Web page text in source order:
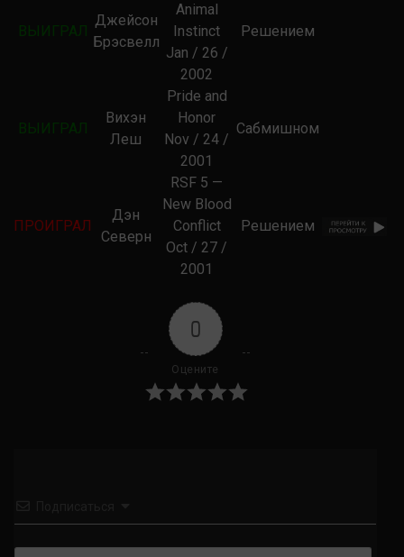
ВЫИГРАЛ
Джейсон
Брэсвелл
Animal
Instinct
Jan / 26 /
2002
Решением
ВЫИГРАЛ
Вихэн
Леш
Pride and
Honor
Nov / 24 /
2001
Сабмишном
ПРОИГРАЛ
Дэн
Северн
RSF 5 —
New Blood
Conflict
Oct / 27 /
2001
Решением
0
Оцените